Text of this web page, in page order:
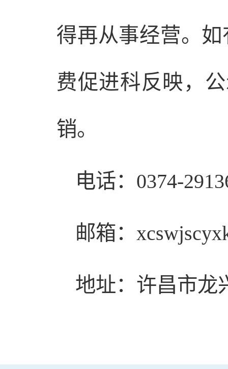
得再从事经营。
费促进科反映，
销。
电话：0374-
邮箱：
地址：许昌市龙